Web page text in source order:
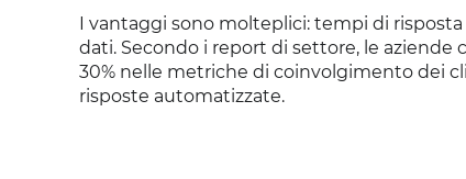
I vantaggi sono molteplici: tempi di
dati. Secondo i report di settore, le
30% nelle metriche di coinvolgimento dei
risposte automatizzate.